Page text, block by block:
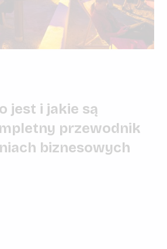
jest i jakie są
przewodnik
biznesowych